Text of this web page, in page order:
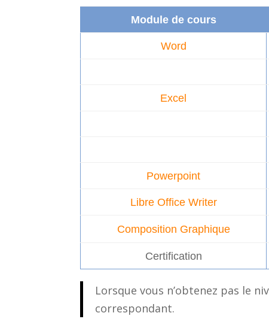
Module de cours
Word
Excel
Powerpoint
Libre Office Writer
Composition Graphique
Certification
Lorsque vous n’obtenez pas le
correspondant.